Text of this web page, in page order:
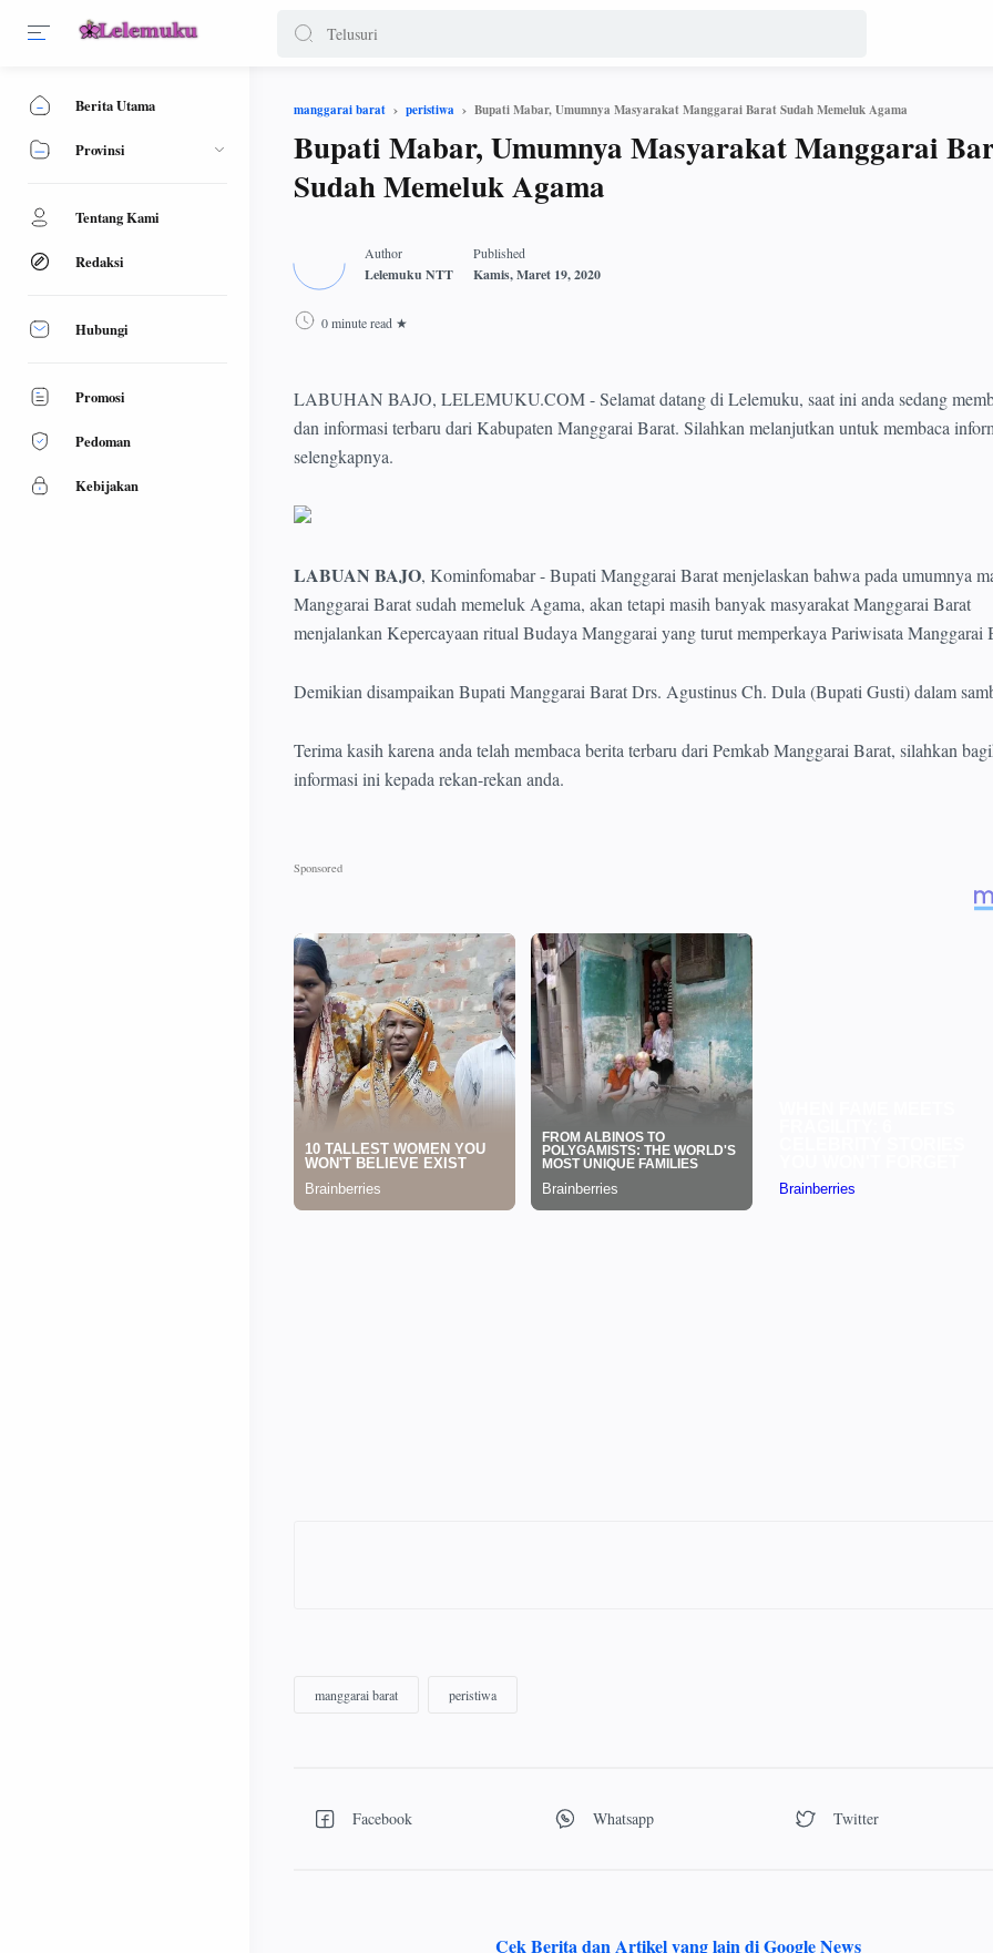
manggarai barat peristiwa Bupati Mabar, Umumnya Masyarakat Manggarai Barat Sudah Memeluk Agama
Bupati Mabar, Umumnya Masyarakat Manggarai
Sudah Memeluk Agama
0 minute read
LABUHAN BAJO, LELEMUKU.COM - Selamat datang di Lelemuku, saat ini anda sedang
dan informasi terbaru dari Kabupaten Manggarai Barat. Silahkan melanjutkan untuk membaca
selengkapnya.
LABUAN BAJO, Kominfomabar - Bupati Manggarai Barat menjelaskan bahwa pada umumnya
Manggarai Barat sudah memeluk Agama, akan tetapi masih banyak masyarakat Manggarai Barat
menjalankan Kepercayaan ritual Budaya Manggarai yang turut memperkaya Pariwisata Manggarai
Demikian disampaikan Bupati Manggarai Barat Drs. Agustinus Ch. Dula (Bupati Gusti) dalam
Terima kasih karena anda telah membaca berita terbaru dari Pemkab Manggarai Barat, silahkan
informasi ini kepada rekan-rekan anda.
Cek Berita dan Artikel yang lain di Google News
Berita Utama
Provinsi
Tentang Kami
Redaksi
Hubungi
Promosi
Pedoman
Kebijakan